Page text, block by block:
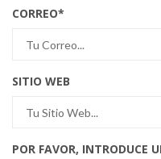
CORREO*
SITIO WEB
POR FAVOR, INTRODUCE